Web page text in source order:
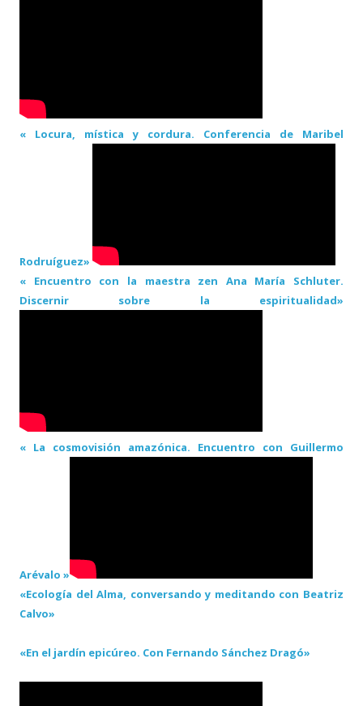
« Locura, mística y cordura. Conferencia de Maribel
Rodruíguez»
« Encuentro con la maestra zen Ana María Schluter.
Discernir sobre la espiritualidad»
« La cosmovisión amazónica. Encuentro con Guillermo
Arévalo »
«Ecología del Alma, conversando y meditando con Beatriz
Calvo»
«En el jardín epicúreo. Con Fernando Sánchez Dragó»